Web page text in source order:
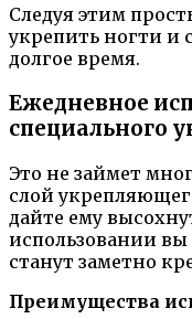
Следуя этим
укрепить ногти и
долгое время.
Ежедневное
специального
Это не займет
слой
дайте ему
использовании
станут заметно
Преимущества